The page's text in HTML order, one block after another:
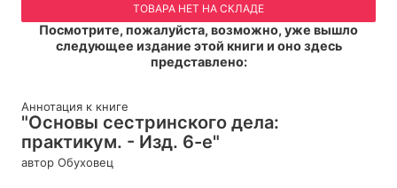
ТОВАРА НЕТ НА СКЛАДЕ
Посмотрите, пожалуйста, возможно, уже вышло
следующее издание этой книги и оно здесь
представлено:
Аннотация к книге
"Основы сестринского дела:
практикум. - Изд. 6-е"
автор Обуховец